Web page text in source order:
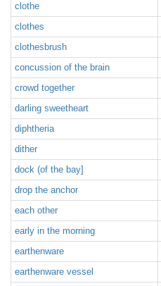
clothe
clothes
clothesbrush
concussion of the brain
crowd together
darling sweetheart
diphtheria
dither
dock (of the bay]
drop the anchor
each other
early in the morning
earthenware
earthenware vessel